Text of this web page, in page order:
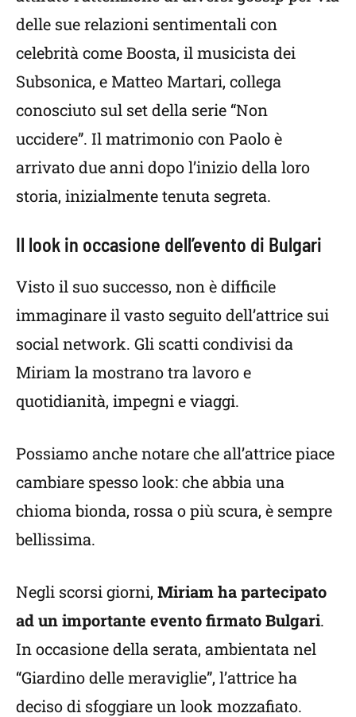
delle sue relazioni sentimentali con
celebrità come Boosta, il musicista dei
Subsonica, e Matteo Martari, collega
conosciuto sul set della serie “Non
uccidere”. Il matrimonio con Paolo è
arrivato due anni dopo l’inizio della loro
storia, inizialmente tenuta segreta.
Il look in occasione dell’evento di Bulgari
Visto il suo successo, non è difficile
immaginare il vasto seguito dell’attrice sui
social network. Gli scatti condivisi da
Miriam la mostrano tra lavoro e
quotidianità, impegni e viaggi.
Possiamo anche notare che all’attrice piace
cambiare spesso look: che abbia una
chioma bionda, rossa o più scura, è sempre
bellissima.
Negli scorsi giorni, Miriam ha partecipato
ad un importante evento firmato Bulgari.
In occasione della serata, ambientata nel
“Giardino delle meraviglie”, l’attrice ha
deciso di sfoggiare un look mozzafiato.